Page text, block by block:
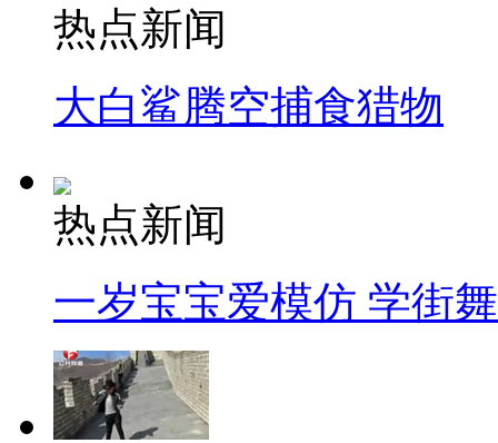
热点新闻
大白鲨腾空捕食猎物
热点新闻
一岁宝宝爱模仿 学街